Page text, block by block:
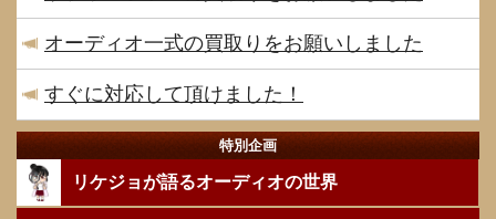
オーディオ一式の買取りをお願いしました
すぐに対応して頂けました！
特別企画
リケジョが語るオーディオの世界